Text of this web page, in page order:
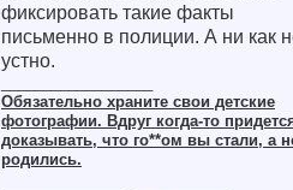
фиксировать такие факты
письменно в полиции. А ни как
устно.
Обязательно храните cвои детские
фотографии. Вдруг когда-то
доказывать, что го**ом вы стали, а
родились.